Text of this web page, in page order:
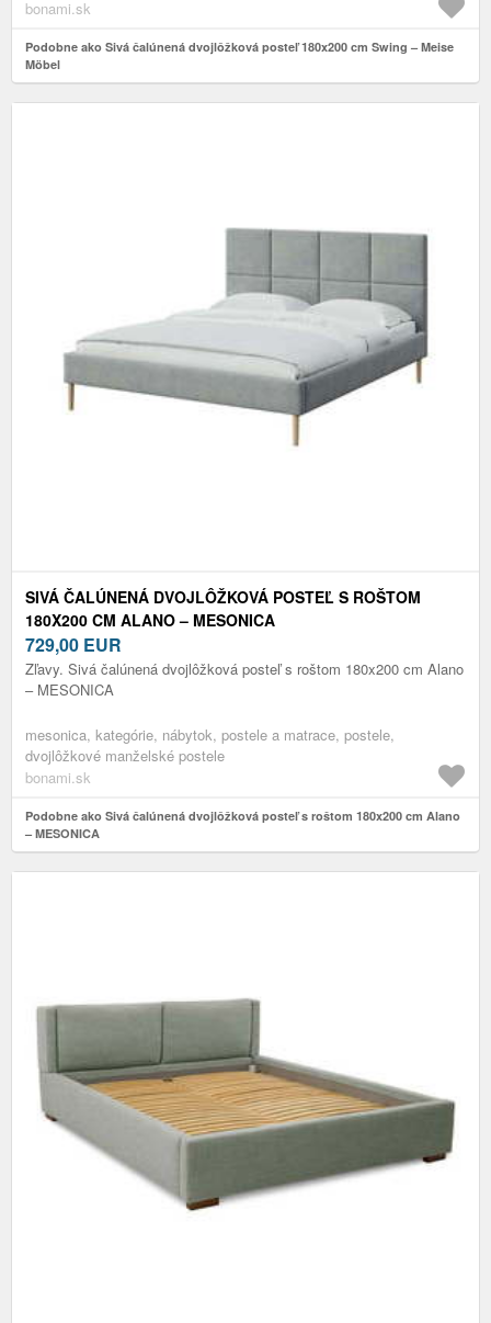
bonami.sk
Podobne ako Sivá čalúnená dvojlôžková posteľ 180x200 cm Swing – Meise
Möbel
SIVÁ ČALÚNENÁ DVOJLÔŽKOVÁ POSTEĽ S ROŠTOM
180X200 CM ALANO – MESONICA
729,00 EUR
Zľavy. Sivá čalúnená dvojlôžková posteľ s roštom 180x200 cm Alano
– MESONICA
mesonica, kategórie, nábytok, postele a matrace, postele,
dvojlôžkové manželské postele
bonami.sk
Podobne ako Sivá čalúnená dvojlôžková posteľ s roštom 180x200 cm Alano
– MESONICA